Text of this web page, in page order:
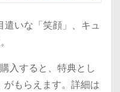
いな「笑顔」、キュ
入すると、特典とし
もらえます。詳細は